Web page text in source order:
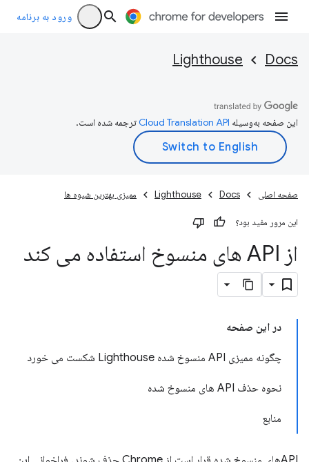
ورود به برنامه
Docs
Lighthouse
این صفحه به‌وسیله ترجمه شده است.
صفحه اصلی Docs
Lighthouse ممیزی بهترین شیوه ها
این مرور مفید بود؟
از API های منسوخ استفاده می کند
در این صفحه
چگونه ممیزی API منسوخ شده Lighthouse شکست می خورد
نحوه حذف API های منسوخ شده
منابع